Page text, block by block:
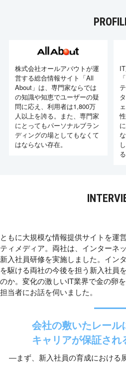
株式会社オールアバウトが運
営する総合情報サイト「All
About」は、専門家ならでは
の知識や知恵でユーザーの疑
問に応え、利用者は1,800万
人以上を誇る。また、専門家
にとってもパーソナルブラン
ディングの場としてもなくて
はならない存在。
る
ともに大規模な情報提供サイトを運
ティメディア。両社は、インターネ
新入社員研修を実施しました。イン
を駆ける両社の今後を担う新入社員
のか。変化の激しいIT業界で金の卵
担当者にお話を伺いました。
会社の敷いたレール
キャリアが保証され
―まず、新入社員の育成における